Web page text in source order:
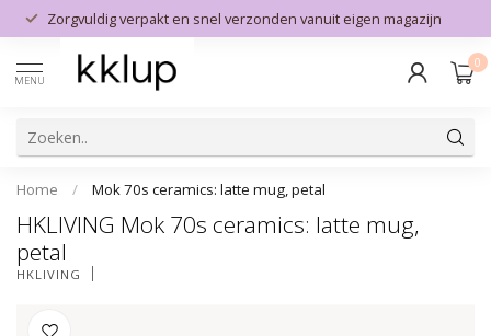
Zorgvuldig verpakt en snel verzonden vanuit eigen magazijn
MENU
0
Home / Mok 70s ceramics: latte mug, petal
HKLIVING Mok 70s ceramics: latte mug,
petal
HKLIVING